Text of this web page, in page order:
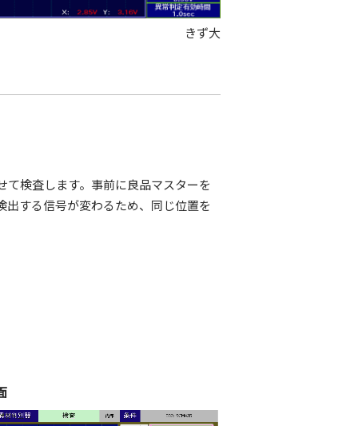
きず大
検査します。事前に良品マスターを
する信号が変わるため、同じ位置を